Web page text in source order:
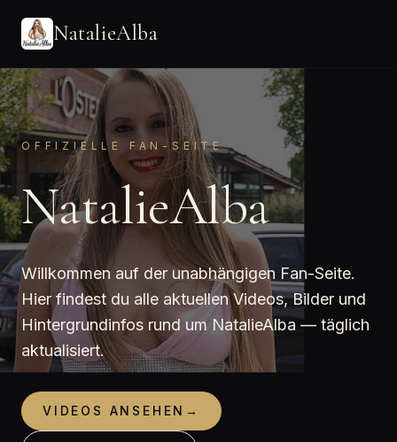
NatalieAlba
OFFIZIELLE FAN-SEITE
NatalieAlba
Willkommen auf der unabhängigen Fan-Seite.
Hier findest du alle aktuellen Videos, Bilder und
Hintergrundinfos rund um NatalieAlba — täglich
aktualisiert.
VIDEOS ANSEHEN →